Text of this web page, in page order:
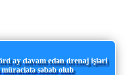
ay davam edən drenaj işləri
səbəb olub